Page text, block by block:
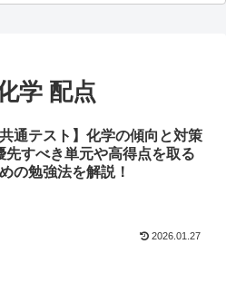
学 配点
共通テスト】化学の傾向と対策
先すべき単元や高得点を取る
の勉強法を解説！
2026.01.27